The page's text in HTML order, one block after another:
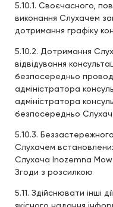
5.10.1. Своєчасного,
виконання Слухачем
дотримання графіку
5.10.2. Дотримання
відвідування
безпосередньо
адміністратора
адміністратора
безпосередньо
5.10.3.
Слухачем
Слухача Inozemna
Згоди з розсилкою
5.11. Здійснювати інші